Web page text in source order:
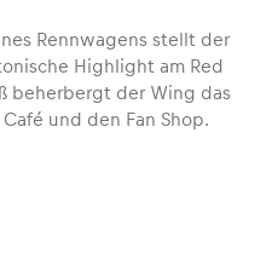
Rennwagens stellt der
Highlight am Red
beherbergt der Wing das
und den Fan Shop.